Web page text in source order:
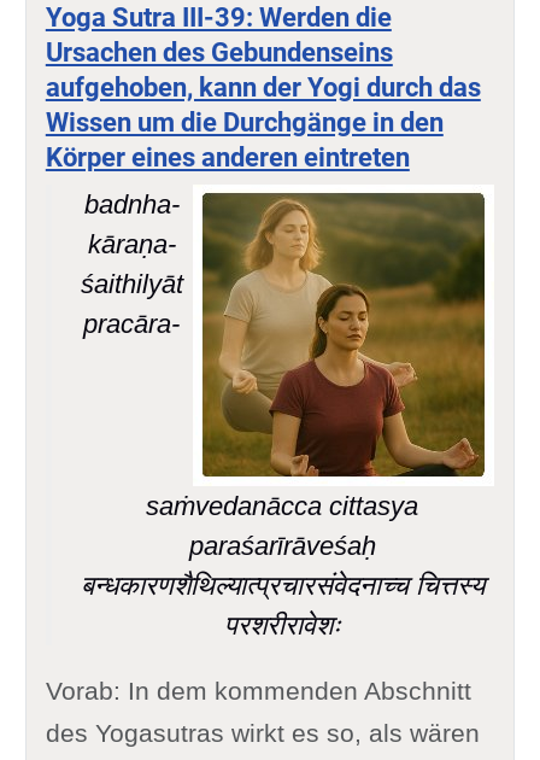
Yoga Sutra III-39: Werden die
Ursachen des Gebundenseins
aufgehoben, kann der Yogi durch das
Wissen um die Durchgänge in den
Körper eines anderen eintreten
badnha-
kāraṇa-
śaithilyāt
pracāra-
saṁvedanācca cittasya
paraśarīrāveśaḥ
बन्धकारणशैथिल्यात्प्रचारसंवेदनाच्च चित्तस्य
परशरीरावेशः
Vorab: In dem kommenden Abschnitt
des Yogasutras wirkt es so, als wären